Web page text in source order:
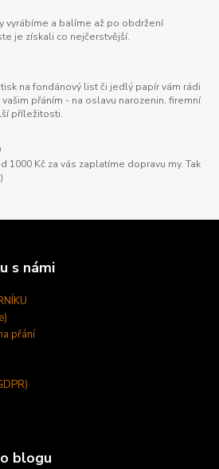
vyrábíme a balíme až po obdržení
je získali co nejčerstvější.
na fondánový list či jedlý papír vám rádi
přáním - na oslavu narozenin, firemní
příležitosti.
1000 Kč za vás zaplatíme dopravu my. Tak
s námi
přání
blogu